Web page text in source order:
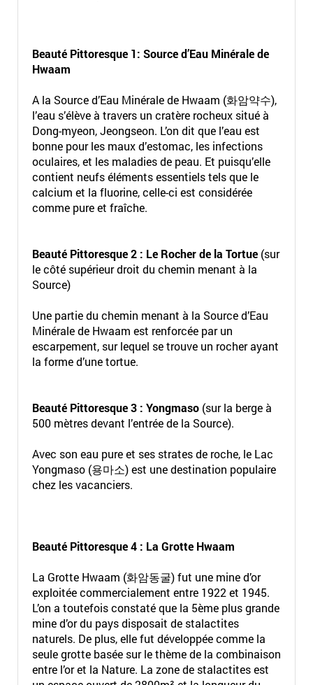
Beauté Pittoresque 1: Source d’Eau Minérale de
Hwaam
A la Source d’Eau Minérale de Hwaam (화암약수),
l’eau s’élève à travers un cratère rocheux situé à
Dong-myeon, Jeongseon. L’on dit que l’eau est
bonne pour les maux d’estomac, les infections
oculaires, et les maladies de peau. Et puisqu’elle
contient neufs éléments essentiels tels que le
calcium et la fluorine, celle-ci est considérée
comme pure et fraîche.
Beauté Pittoresque 2 : Le Rocher de la Tortue (sur
le côté supérieur droit du chemin menant à la
Source)
Une partie du chemin menant à la Source d’Eau
Minérale de Hwaam est renforcée par un
escarpement, sur lequel se trouve un rocher ayant
la forme d’une tortue.
Beauté Pittoresque 3 : Yongmaso(sur la berge à
500 mètres devant l’entrée de la Source).
Avec son eau pure et ses strates de roche, le Lac
Yongmaso (용마소) est une destination populaire
chez les vacanciers.
Beauté Pittoresque 4 : La Grotte Hwaam
La Grotte Hwaam (화암동굴) fut une mine d’or
exploitée commercialement entre 1922 et 1945.
L’on a toutefois constaté que la 5ème plus grande
mine d’or du pays disposait de stalactites
naturels. De plus, elle fut développée comme la
seule grotte basée sur le thème de la combinaison
entre l’or et la Nature. La zone de stalactites est